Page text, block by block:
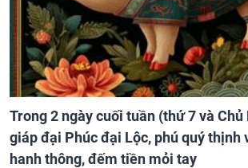
Trong 2 ngày cuối tuần (thứ 7 và Chủ
giáp đại Phúc đại Lộc, phú quý thịnh
hanh thông, đếm tiền mỏi tay